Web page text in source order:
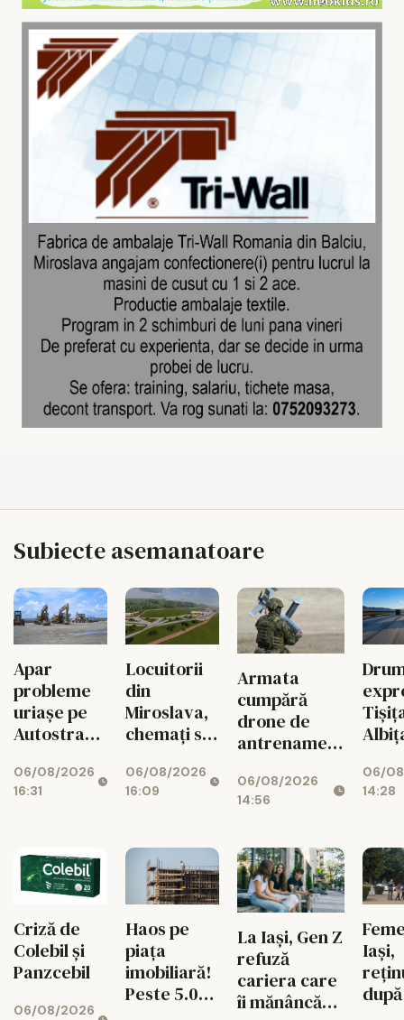
Subiecte asemanatoare
Apar
probleme
uriașe pe
Autostrada
Finanțarea
SAFE, în
06/08/2026
16:31
Locuitorii
din
Miroslava,
chemați să
va arăta
noul Parc
Ezăreni!
06/08/2026
16:09
Armata
cumpără
drone de
antrenament
militarii
ieșeni
06/08/2026
14:56
06/
14:28
Criză de
Colebil și
Panzcebil
06/08/2026
Haos pe
piața
imobiliară!
Peste 5.000
La Iași, Gen Z
refuză
cariera care
îi mănâncă
Iași,